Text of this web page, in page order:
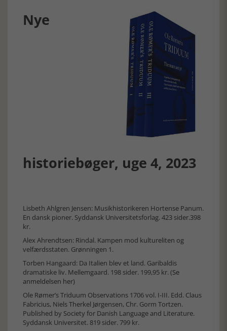
Nye
historiebøger, uge 4, 2023
Lisbeth Ahlgren Jensen: Musikhistorikeren Hortense Panum.
En dansk pioner. Syddansk Universitetsforlag. 423 sider.398
kr.
Alex Ahrendtsen: Rindal. Kampen mod kultureliten og
velfærdsstaten. Grønningen 1.
Torben Hangaard: Da Italien blev et land. Garibaldis
dramatiske liv. Mellemgaard. 198 sider. 199,95 kr. (Se
anmeldelsen her)
Ole Rømer’s Triduum Observations 1706 vol. I-III. Edd. Claus
Fabricius, Niels Therkel Jørgensen, Chr. Gorm Tortzen.
Published by Society for Danish Language and Literature.
Syddansk Universitet. 819 sider. 799 kr.